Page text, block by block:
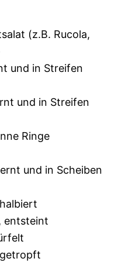
(z.B. Rucola,
und in Streifen
und in Streifen
Ringe
und in Scheiben
entsteint